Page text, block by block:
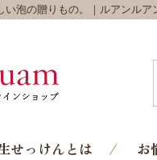
泡の贈りもの。｜ルアンルア
Ruam
せっけんとは お